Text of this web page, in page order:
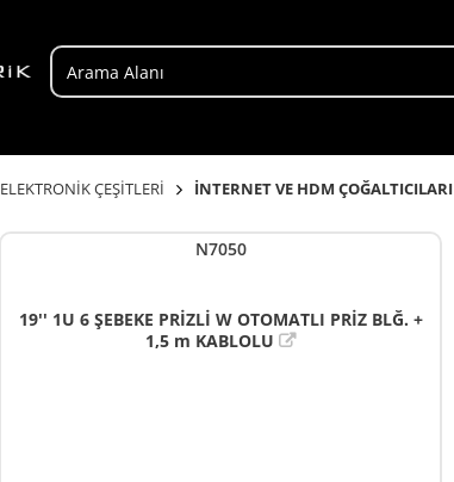
ELEKTRONİK ÇEŞİTLERİ İNTERNET VE HDM ÇOĞALTICILARI
N7050
19'' 1U 6 ŞEBEKE PRİZLİ W OTOMATLI PRİZ BLĞ. +
1,5 m KABLOLU